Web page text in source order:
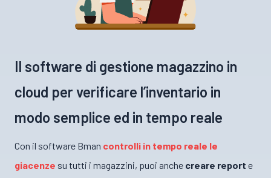
Il software di gestione magazzino in
cloud per verificare l’inventario in
modo semplice ed in tempo reale
Con il software Bman controlli in tempo reale le
giacenze su tutti i magazzini, puoi anche creare report e